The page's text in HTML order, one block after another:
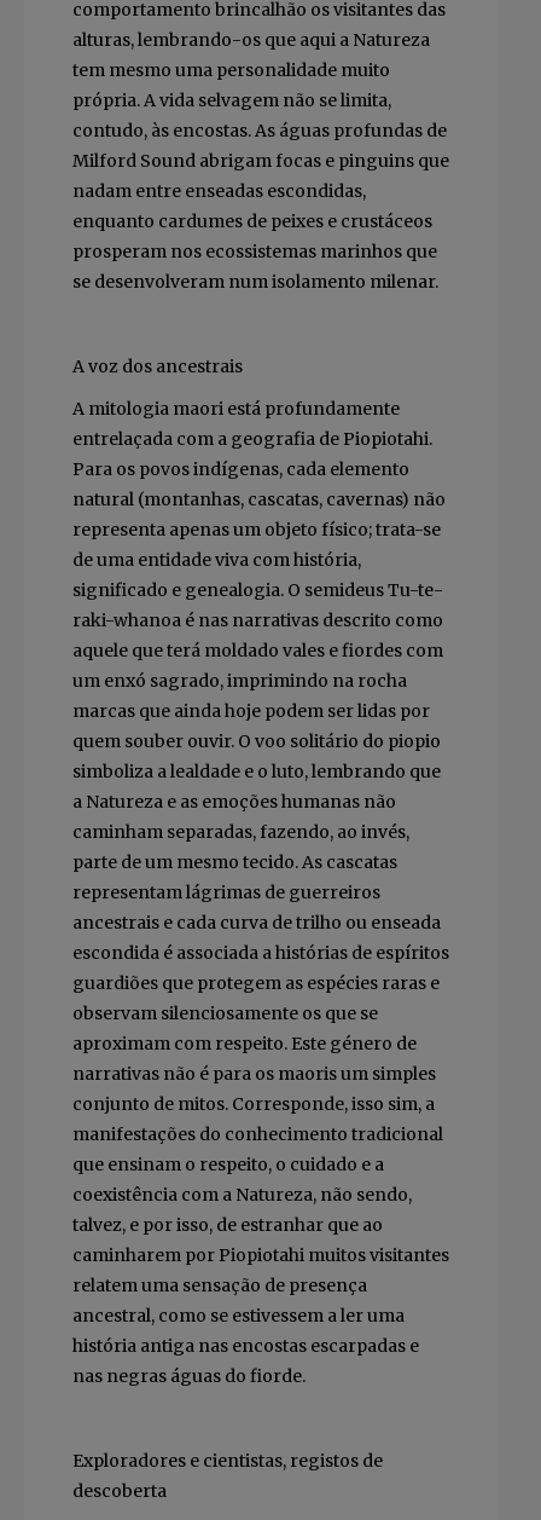
comportamento brincalhão os visitantes das
alturas, lembrando-os que aqui a Natureza
tem mesmo uma personalidade muito
própria. A vida selvagem não se limita,
contudo, às encostas. As águas profundas de
Milford Sound abrigam focas e pinguins que
nadam entre enseadas escondidas,
enquanto cardumes de peixes e crustáceos
prosperam nos ecossistemas marinhos que
se desenvolveram num isolamento milenar.
A voz dos ancestrais
A mitologia maori está profundamente
entrelaçada com a geografia de Piopiotahi.
Para os povos indígenas, cada elemento
natural (montanhas, cascatas, cavernas) não
representa apenas um objeto físico; trata-se
de uma entidade viva com história,
significado e genealogia. O semideus Tu-te-
raki-whanoa é nas narrativas descrito como
aquele que terá moldado vales e fiordes com
um enxó sagrado, imprimindo na rocha
marcas que ainda hoje podem ser lidas por
quem souber ouvir. O voo solitário do piopio
simboliza a lealdade e o luto, lembrando que
a Natureza e as emoções humanas não
caminham separadas, fazendo, ao invés,
parte de um mesmo tecido. As cascatas
representam lágrimas de guerreiros
ancestrais e cada curva de trilho ou enseada
escondida é associada a histórias de espíritos
guardiões que protegem as espécies raras e
observam silenciosamente os que se
aproximam com respeito. Este género de
narrativas não é para os maoris um simples
conjunto de mitos. Corresponde, isso sim, a
manifestações do conhecimento tradicional
que ensinam o respeito, o cuidado e a
coexistência com a Natureza, não sendo,
talvez, e por isso, de estranhar que ao
caminharem por Piopiotahi muitos visitantes
relatem uma sensação de presença
ancestral, como se estivessem a ler uma
história antiga nas encostas escarpadas e
nas negras águas do fiorde.
Exploradores e cientistas, registos de
descoberta